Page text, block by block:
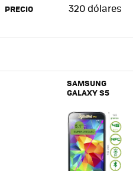
PRECIO 320 dólares
SAMSUNG
GALAXY S5